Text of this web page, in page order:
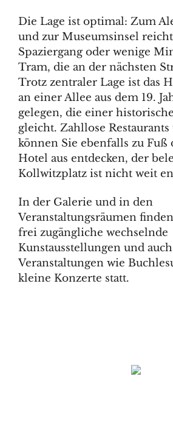
Die Lage ist optimal: Zum
und zur Museumsinsel
Spaziergang oder wenige
Tram, die an der nächsten
Trotz zentraler Lage ist das
an einer Allee aus dem 19.
gelegen, die einer
gleicht. Zahllose Restaurants
können Sie ebenfalls zu Fuß
Hotel aus entdecken, der
Kollwitzplatz ist nicht weit
In der Galerie und in den
Veranstaltungsräumen
frei zugängliche wechselnde
Kunstausstellungen und
Veranstaltungen wie
kleine Konzerte statt.